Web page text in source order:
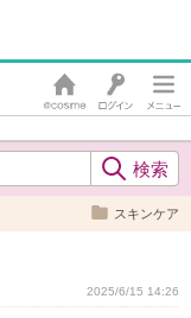
スキンケア
2025/6/15 14:26